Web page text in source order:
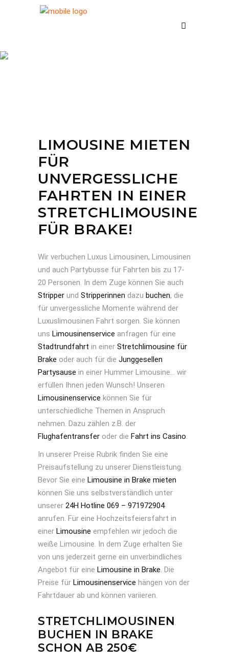
Stretchlimousine
LIMOUSINE MIETEN
FÜR
UNVERGESSLICHE
FAHRTEN IN EINER
STRETCHLIMOUSINE
FÜR BRAKE!
Wir verbuchen Luxus Limousinen, Limousinen
und auch Partybusse für Fahrten bis zu 17-
20 Personen. In dem Zuge können Sie auch
Stripper und Stripperinnen dazu buchen, die
für unvergessliche Momente während der
Luxuslimousinen Fahrt sorgen. Sie können
uns Limousinenservice anfragen für eine
Stadtrundfahrt in einer Stretchlimousine für
Brake oder auch für die Junggesellen
Partysause in einer Hummer Limousine… wir
erfüllen Ihnen jeden Wunsch! Unseren
Limousinenservice können Sie für
unterschiedliche Themen in Anspruch
nehmen. Dazu zählen z.B. der
Flughafentransfer oder die Fahrt ins Casino.
In unserer Preise Rubrik finden Sie eine
Preisaufstellung zu unserer Dienstleistung.
Bevor Sie eine Limousine in Brake mieten
können Sie uns selbstverständlich unter
unserer 24H Hotline 069 – 971972904
anrufen. Für eine Hochzeitsfeiersfahrt in
einer Limousine empfehlen wir jedoch die
weiße Limousine. In dem Zuge erhalten Sie
von uns jederzeit gerne ein unverbindliches
Angebot für eine Limousine in Brake. Die
Preise für Limousinenservice hängen von der
Fahrtdauer ab und können variieren.
STRETCHLIMOUSINEN
BUCHEN IN BRAKE
SCHON AB 250€